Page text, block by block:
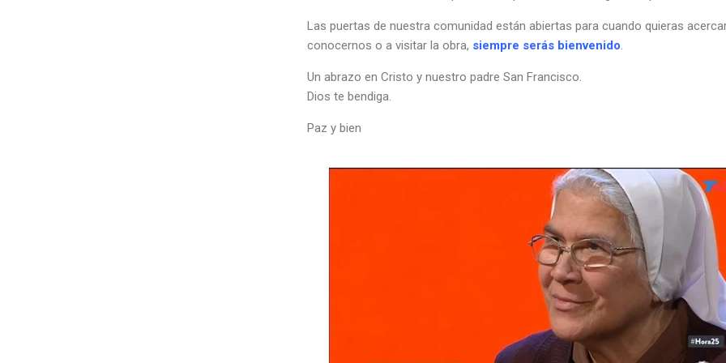
Las puertas de nuestra comunidad están abiertas para cuando quieras
conocernos o a visitar la obra, siempre serás bienvenido.
Un abrazo en Cristo y nuestro padre San Francisco.
Dios te bendiga.
Paz y bien